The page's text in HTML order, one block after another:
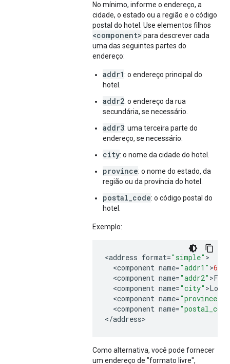
No mínimo, informe o endereço, a
cidade, o estado ou a região e o código
postal do hotel. Use elementos filhos
<component> para descrever cada
uma das seguintes partes do
endereço:
addr1: o endereço principal do
hotel.
addr2: o endereço da rua
secundária, se necessário.
addr3: uma terceira parte do
endereço, se necessário.
city: o nome da cidade do hotel.
province: o nome do estado, da
região ou da província do hotel.
postal_code: o código postal do
hotel.
Exemplo:
<address format="simple"
<component name="addr1" >6
<component name="addr2" >
<component name="city" >
<component name="province"
<component name=
</address>
Como alternativa, você pode fornecer
um endereço de "formato livre",